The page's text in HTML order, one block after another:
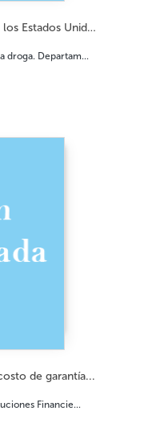
Título 21 del Código de los Estados Unidos...
droga. Departam...
de garantía...
Financie...